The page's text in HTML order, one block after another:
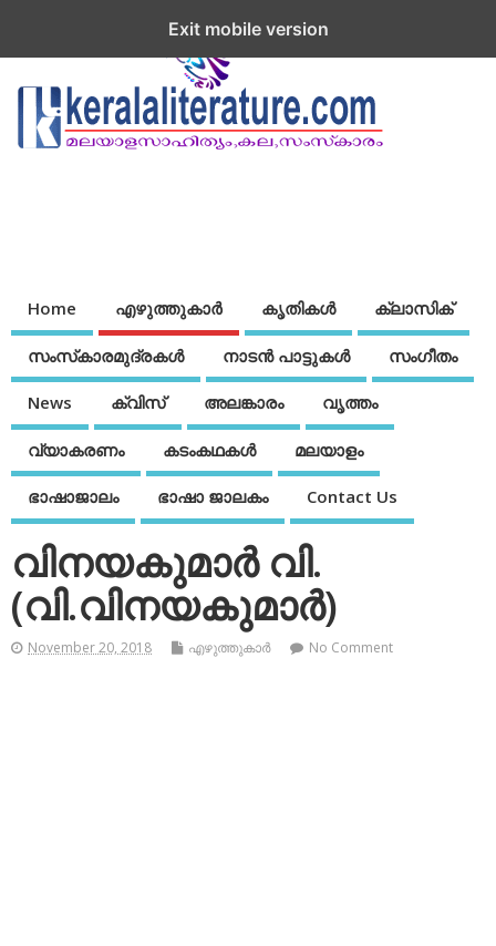
Home എഴുത്തുകാര്‍ കൃതികൾ ക്ലാസിക്
സംസ്‌കാരമുദ്രകള്‍ നാടന്‍ പാട്ടുകള്‍ സംഗീതം
News ക്വിസ് അലങ്കാരം വൃത്തം
വ്യാകരണം കടംകഥകള്‍ മലയാളം
ഭാഷാജാലം ഭാഷാ ജാലകം Contact Us
വിനയകുമാര്‍ വി.
(വി.വിനയകുമാര്‍)
November 20, 2018 എഴുത്തുകാര്‍ No Comment
Exit mobile version